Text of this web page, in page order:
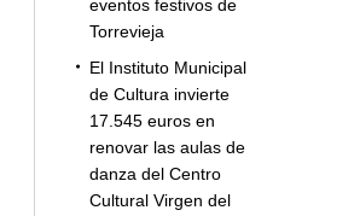
eventos festivos de
Torrevieja
El Instituto Municipal
de Cultura invierte
17.545 euros en
renovar las aulas de
danza del Centro
Cultural Virgen del